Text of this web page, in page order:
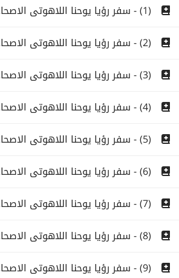
(1) - سفر رؤيا يوحنا اللاهوتى الاصحاح الاول
(2) - سفر رؤيا يوحنا اللاهوتى الاصحاح الثانى
(3) - سفر رؤيا يوحنا اللاهوتى الاصحاح الثالث
(4) - سفر رؤيا يوحنا اللاهوتى الاصحاح الرابع
(5) - سفر رؤيا يوحنا اللاهوتى الاصحاح الخامس
(6) - سفر رؤيا يوحنا اللاهوتى الاصحاح السادس
(7) - سفر رؤيا يوحنا اللاهوتى الاصحاح السابع
(8) - سفر رؤيا يوحنا اللاهوتى الاصحاح الثامن
(9) - سفر رؤيا يوحنا اللاهوتى الاصحاح التاسع